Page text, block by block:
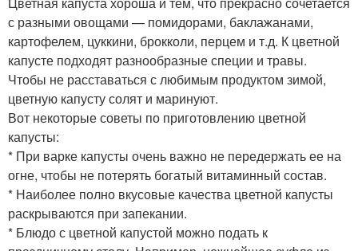
с разными овощами — помидорами, баклажанами,
картофелем, цуккини, брокколи, перцем и т.д. К цветной
капусте подходят разнообразные специи и травы.
Чтобы не расставаться с любимым продуктом зимой,
цветную капусту солят и маринуют.
Вот некоторые советы по приготовлению цветной
капусты:
* При варке капусты очень важно не передержать ее на
огне, чтобы не потерять богатый витаминный состав.
* Наиболее полно вкусовые качества цветной капусты
раскрываются при запекании.
* Блюдо с цветной капустой можно подать к